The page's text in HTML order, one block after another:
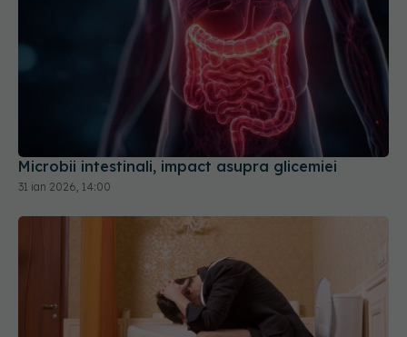
Microbii intestinali, impact asupra glicemiei